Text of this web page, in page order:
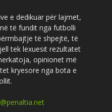
e dedikuar për lajmet,
të fundit nga futbolli
të shpejtë, të
tek lexuesit rezultatet
opinionet më
kryesore nga bota e